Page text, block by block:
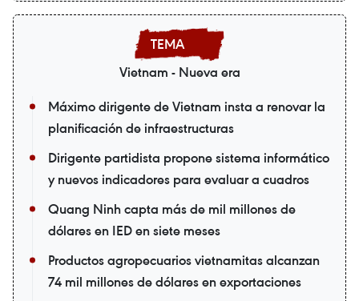
Vietnam - Nueva era
Máximo dirigente de Vietnam insta a renovar la
planificación de infraestructuras
Dirigente partidista propone sistema informático
y nuevos indicadores para evaluar a cuadros
Quang Ninh capta más de mil millones de
dólares en IED en siete meses
Productos agropecuarios vietnamitas alcanzan
74 mil millones de dólares en exportaciones